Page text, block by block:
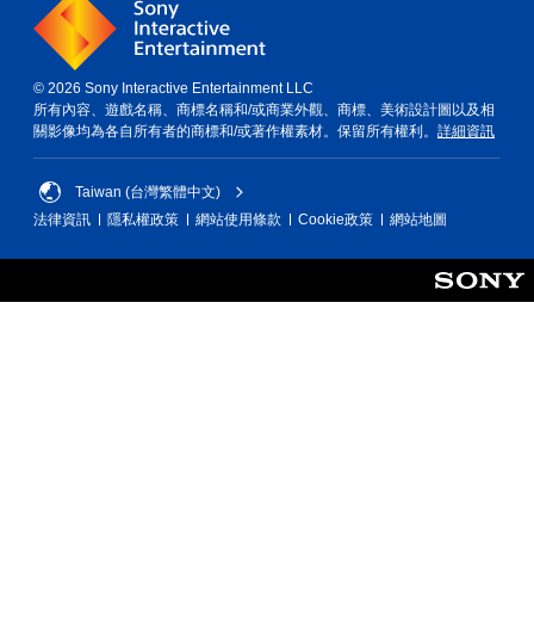
© 2026 Sony Interactive Entertainment LLC
所有內容、遊戲名稱、商標名稱和/或商業外觀、商標、美術設計圖以及相
關影像均為各自所有者的商標和/或著作權素材。保留所有權利。 詳細資訊
Taiwan (台灣繁體中文)
法律資訊
隱私權政策 網站使用條款 Cookie政策 網站地圖